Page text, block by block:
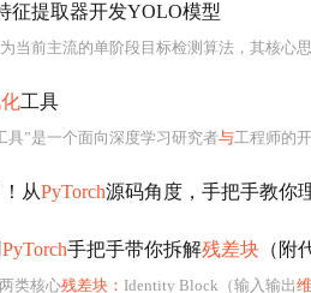
征提取器开发YOLO模型
工具
具”是一个面向深度学习研究者与工程师的开源
从PyTorch源码角度，手把手教你
PyTorch手把手带你拆解残差块 （附
两类核心残差块： Identity Block（输入输出